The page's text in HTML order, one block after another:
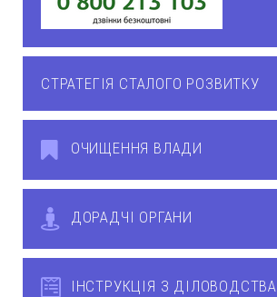
СТРАТЕГІЯ СТАЛОГО РОЗВИТКУ
ОЧИЩЕННЯ ВЛАДИ
ДОРАДЧІ ОРГАНИ
ІНСТРУКЦІЯ З ДІЛОВОДСТВА